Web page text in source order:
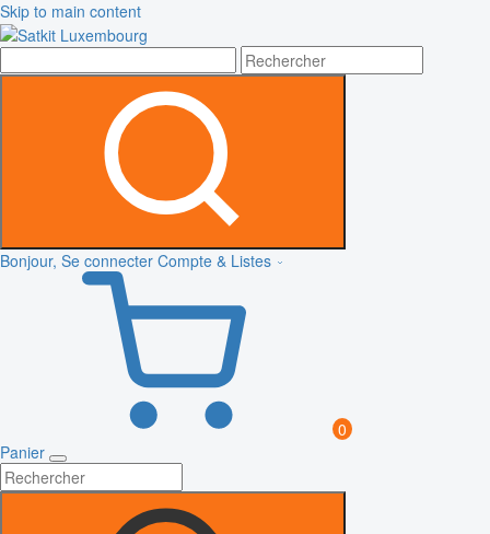
Skip to main content
Bonjour, Se connecter Compte & Listes
0
Panier